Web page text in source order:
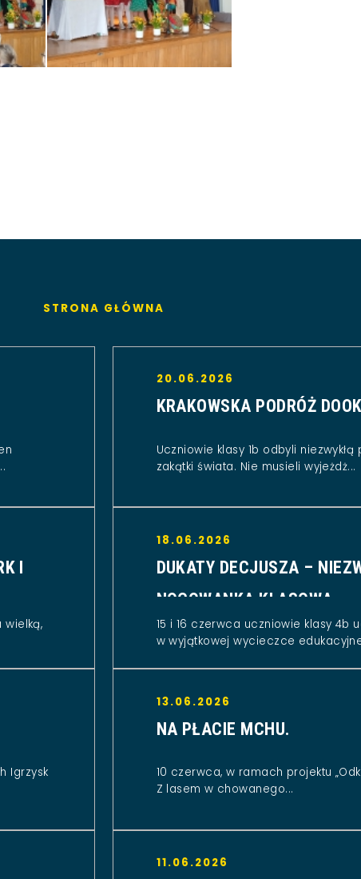
STRONA GŁÓWNA
20.06.2026
KRAKOWSKA PODRÓŻ
Uczniowie klasy 1b odbyli niezwykłą
zakątki świata. Nie musieli wyjeżdż...
I
wielką,
18.06.2026
DUKATY DECJUSZA –
NOCOWANKA KLASOWA
15 i 16 czerwca uczniowie klasy 4b
w wyjątkowej wycieczce
Igrzysk
13.06.2026
NA PŁACIE MCHU.
10 czerwca, w ramach projektu
Z lasem w chowanego...
11.06.2026